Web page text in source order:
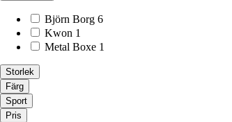
Björn Borg 6
Kwon 1
Metal Boxe 1
Storlek
Färg
Sport
Pris